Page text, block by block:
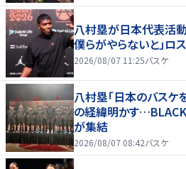
八村塁が日本代表活
僕らがやらないと」ロ
2026/08/07 11:25バスケ
八村塁「日本のバスケ
の経緯明かす
が集結
2026/08/07 08:42バスケ